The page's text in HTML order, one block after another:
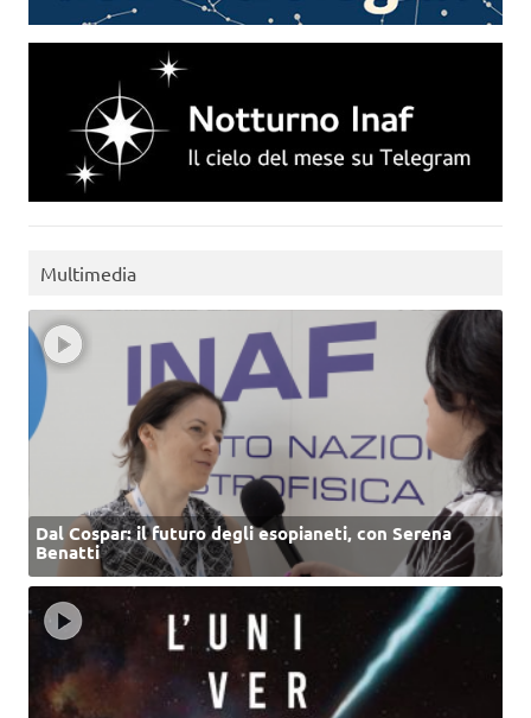
Multimedia
Dal Cospar: il futuro degli esopianeti, con Serena
Benatti